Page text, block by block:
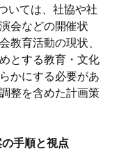
いては、社協や社
会などの開催状
教育活動の現状、
とする教育・文化
かにする必要があ
整を含めた計画策
手順と視点